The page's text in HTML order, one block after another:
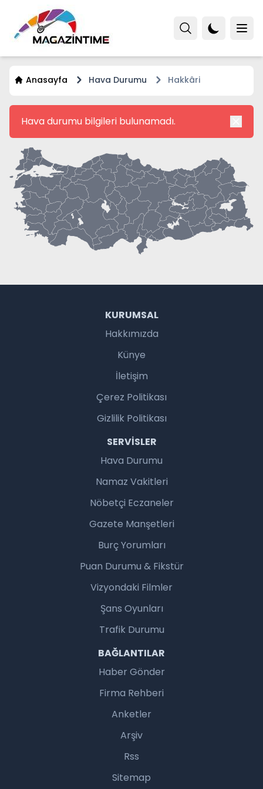
Anasayfa Hava Durumu Hakkâri
Hava durumu bilgileri bulunamadı.
KURUMSAL
Hakkımızda
Künye
İletişim
Çerez Politikası
Gizlilik Politikası
SERVISLER
Hava Durumu
Namaz Vakitleri
Nöbetçi Eczaneler
Gazete Manşetleri
Burç Yorumları
Puan Durumu & Fikstür
Vizyondaki Filmler
Şans Oyunları
Trafik Durumu
BAĞLANTILAR
Haber Gönder
Firma Rehberi
Anketler
Arşiv
Rss
Sitemap